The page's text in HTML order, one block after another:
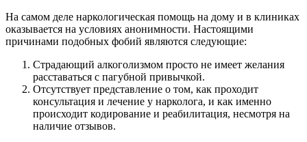
На самом деле наркологическая помощь на дому и в клиниках
оказывается на условиях анонимности. Настоящими
причинами подобных фобий являются следующие:
Страдающий алкоголизмом просто не имеет желания
расставаться с пагубной привычкой.
Отсутствует представление о том, как проходит
консультация и лечение у нарколога, и как именно
происходит кодирование и реабилитация, несмотря на
наличие отзывов.